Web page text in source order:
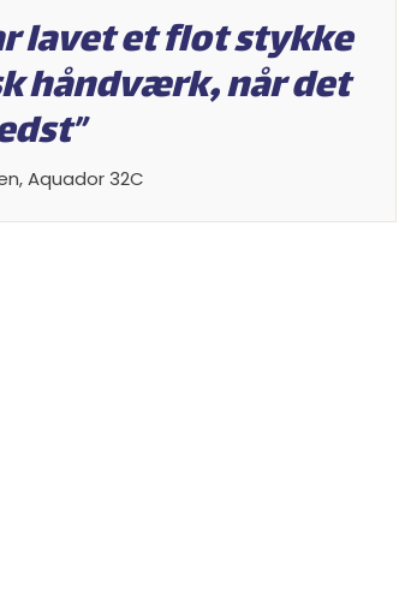
lavet et flot stykke
håndværk, når det
Aquador 32C​